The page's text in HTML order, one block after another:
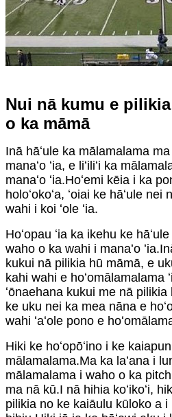
Nui nā kumu e pilikia
o ka māmā
Inā hāʻule ka mālamalama
manaʻo ʻia, e liʻiliʻi ka
manaʻo ʻia.Hoʻemi kēia i ka
holoʻokoʻa, ʻoiai ke hāʻule
wahi i koi ʻole ʻia.
Hoʻopau ʻia ka ikehu ke
waho o ka wahi i manaʻo
kukui nā pilikia hū māmā, e
kahi wahi e hoʻomālamalama
ʻōnaehana kukui me nā pilikia
ke uku nei ka mea nāna e
wahi ʻaʻole pono e
Hiki ke hoʻopōʻino i ke
mālamalama.Ma ka laʻana i
mālamalama i waho o ka
ma nā kū.I nā hihia koʻikoʻi,
pilikia no ke kaiāulu kūloko a i